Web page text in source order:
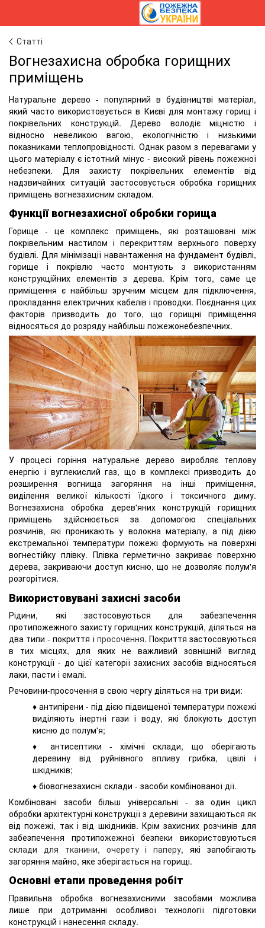
Статті
Вогнезахисна обробка горищних
приміщень
Натуральне дерево - популярний в будівництві матеріал,
який часто використовується в Києві для монтажу горищ і
покрівельних конструкцій. Дерево володіє міцністю і
відносно невеликою вагою, екологічністю і низькими
показниками теплопровідності. Однак разом з перевагами у
цього матеріалу є істотний мінус - високий рівень пожежної
небезпеки. Для захисту покрівельних елементів від
надзвичайних ситуацій застосовується обробка горищних
приміщень вогнезахисним складом.
Функції вогнезахисної обробки горища
Горище - це комплекс приміщень, які розташовані між
покрівельним настилом і перекриттям верхнього поверху
будівлі. Для мінімізації навантаження на фундамент будівлі,
горище і покрівлю часто монтують з використанням
конструкційних елементів з дерева. Крім того, саме це
приміщення є найбільш зручним місцем для підключення,
прокладання електричних кабелів і проводки. Поєднання цих
факторів призводить до того, що горищні приміщення
відносяться до розряду найбільш пожежонебезпечних.
У процесі горіння натуральне дерево виробляє теплову
енергію і вуглекислий газ, що в комплексі призводить до
розширення вогнища загоряння на інші приміщення,
виділення великої кількості їдкого і токсичного диму.
Вогнезахисна обробка дерев'яних конструкцій горищних
приміщень здійснюється за допомогою спеціальних
розчинів, які проникають у волокна матеріалу, а під дією
екстремальної температури пожежі формують на поверхні
вогнестійку плівку. Плівка герметично закриває поверхню
дерева, закриваючи доступ кисню, що не дозволяє полум'я
розгорітися.
Використовувані захисні засоби
Рідини, які застосовуються для забезпечення
протипожежного захисту горищних конструкцій, діляться на
два типи - покриття і просочення. Покриття застосовуються
в тих місцях, для яких не важливий зовнішній вигляд
конструкції - до цієї категорії захисних засобів відносяться
лаки, пасти і емалі.
Речовини-просочення в свою чергу діляться на три види:
♦ антипірени - під дією підвищеної температури пожежі
виділяють інертні гази і воду, які блокують доступ
кисню до полум'я;
♦ антисептики - хімічні склади, що оберігають
деревину від руйнівного впливу грибка, цвілі і
шкідників;
♦ біовогнезахисні склади - засоби комбінованої дії.
Комбіновані засоби більш універсальні - за один цикл
обробки архітектурні конструкції з деревини захищаються як
від пожежі, так і від шкідників. Крім захисних розчинів для
забезпечення протипожежної безпеки використовуються
склади для тканини, очерету і паперу, які запобігають
загоряння майно, яке зберігається на горищі.
Основні етапи проведення робіт
Правильна обробка вогнезахисними засобами можлива
лише при дотриманні особливої ​​технології підготовки
конструкцій і нанесення складу.